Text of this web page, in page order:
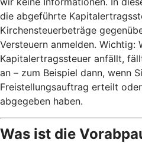
die abgeführte
Kirchensteuerbeträge
Versteuern anmelden. Wichtig:
Kapitalertragssteuer anfällt,
an – zum Beispiel dann, wenn
Freistellungsauftrag erteilt
abgegeben haben.
Was ist die